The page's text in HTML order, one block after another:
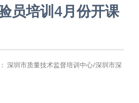
员培训4月份开课
深圳市质量技术监督培训中心/深圳市深